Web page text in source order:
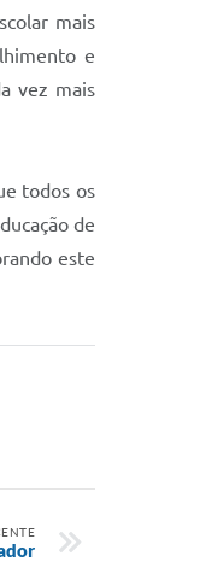
mais
e
vez mais
todos os
de
este